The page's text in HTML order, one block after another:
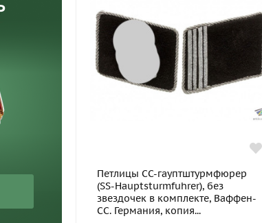
Петлицы СС-гауптштурмфюрер
(SS-Hauptsturmfuhrer), без
звездочек в комплекте, Ваффен-
СС. Германия, копия...